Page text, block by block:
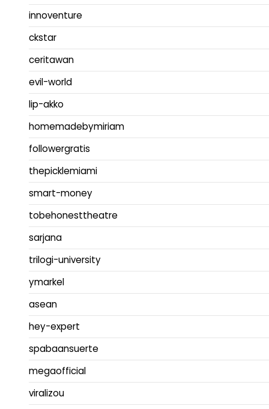
innoventure
ckstar
ceritawan
evil-world
lip-akko
homemadebymiriam
followergratis
thepicklemiami
smart-money
tobehonesttheatre
sarjana
trilogi-university
ymarkel
asean
hey-expert
spabaansuerte
megaofficial
viralizou